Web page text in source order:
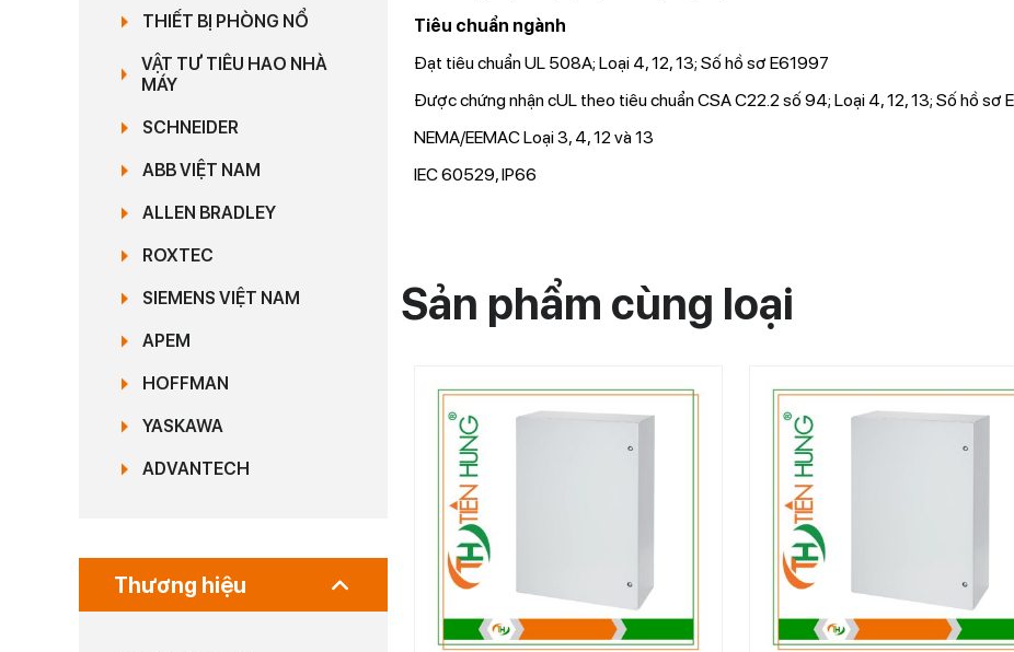
THIẾT BỊ PHÒNG NỔ
VẬT TƯ TIÊU HAO NHÀ
MÁY
SCHNEIDER
ABB VIỆT NAM
ALLEN BRADLEY
ROXTEC
SIEMENS VIỆT NAM
APEM
HOFFMAN
YASKAWA
ADVANTECH
Thương hiệu
Tiêu chuẩn ngành
Đạt tiêu chuẩn UL 508A; Loại 4, 12, 13; Số hồ sơ E61997
Được chứng nhận cUL theo tiêu chuẩn CSA C22.2 số 94; Loại 4, 12, 13; Số hồ sơ
NEMA/EEMAC Loại 3, 4, 12 và 13
IEC 60529, IP66
Sản phẩm cùng loại